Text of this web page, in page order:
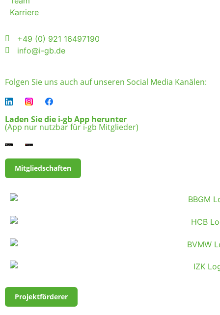
Karriere
+49 (0) 921 16497190
info@i-gb.de
Folgen Sie uns auch auf unseren Social Media Kanälen:
Laden Sie die i-gb App herunter
(App nur nutzbar für i-gb Mitglieder)
Mitgliedschaften
Projektförderer